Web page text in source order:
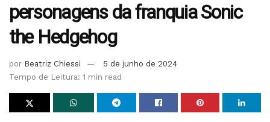
personagens da franquia Sonic
the Hedgehog
por Beatriz Chiessi
5 de junho de 2024
Tempo de Leitura: 1 min read